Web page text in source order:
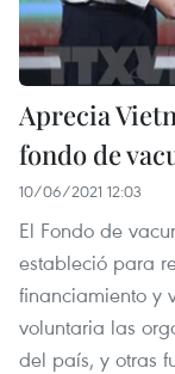
Aprecia
fondo de
10/06/2021 12:03
El Fondo de
estableció para
financiamiento y
voluntaria las
del país, y otras